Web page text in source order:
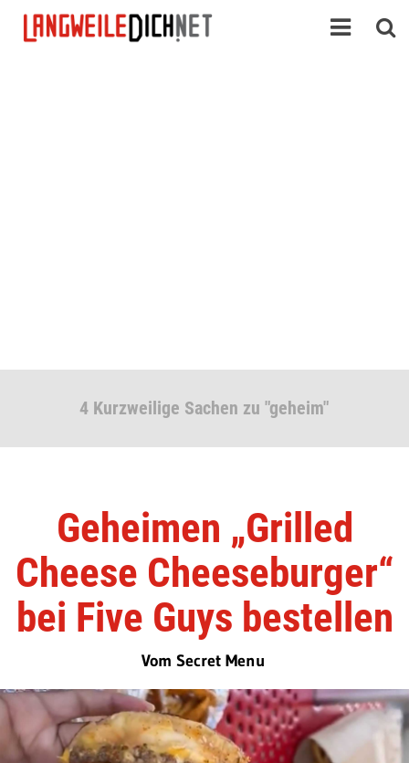
4 Kurzweilige Sachen zu "geheim"
Geheimen „Grilled
Cheese Cheeseburger“
bei Five Guys bestellen
Vom Secret Menu